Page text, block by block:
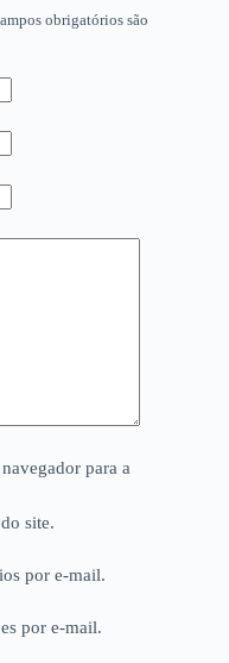
obrigatórios são
para a
site.
por e-mail.
por e-mail.